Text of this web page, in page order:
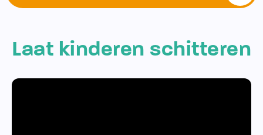
Laat kinderen schitteren